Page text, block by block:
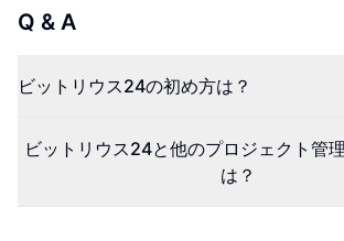
Q & A
ビットリウス24の初め方は？
ビットリウス24と他のプロジェクト管
は？